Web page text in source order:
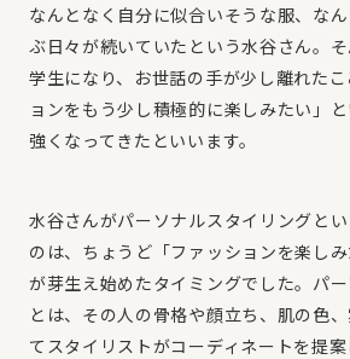
なんとなく自分に似合いそうな服、な
ぶ日々が続いていたという水谷さん。
学生になり、お世話の手が少し離れた
ョンをもう少し積極的に楽しみたい」
強くなってきたといいます。
水谷さんがパーソナルスタイリングと
のは、ちょうど「ファッションを楽し
が芽生え始めたタイミングでした。パ
とは、その人の骨格や顔立ち、肌の色
てスタイリストがコーディネートを提